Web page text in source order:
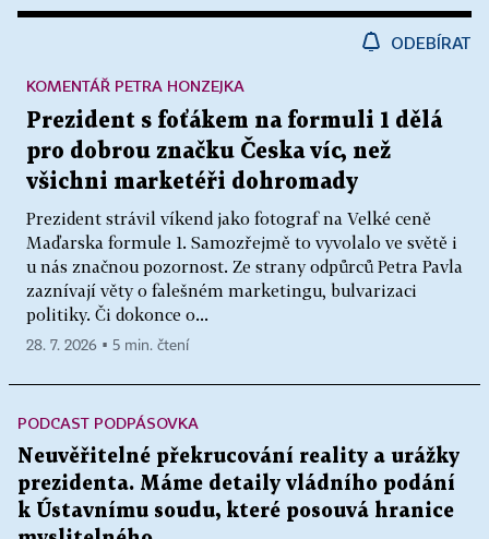
ODEBÍRAT
Prezident s foťákem na formuli 1 dělá
pro dobrou značku Česka víc, než
všichni marketéři dohromady
Prezident strávil víkend jako fotograf na Velké ceně
Maďarska formule 1. Samozřejmě to vyvolalo ve světě i
u nás značnou pozornost. Ze strany odpůrců Petra Pavla
zaznívají věty o falešném marketingu, bulvarizaci
politiky. Či dokonce o...
KOMENTÁŘ PETRA HONZEJKA
28. 7. 2026 ▪ 5 min. čtení
PODCAST PODPÁSOVKA
Neuvěřitelné překrucování reality a urážky
prezidenta. Máme detaily vládního podání
k Ústavnímu soudu, které posouvá hranice